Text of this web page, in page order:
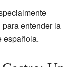
entender la
española.